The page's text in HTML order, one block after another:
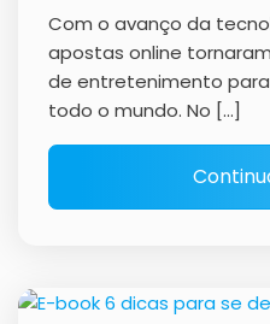
Com o avanço da
apostas online
de entretenimento
todo o mundo. No […]